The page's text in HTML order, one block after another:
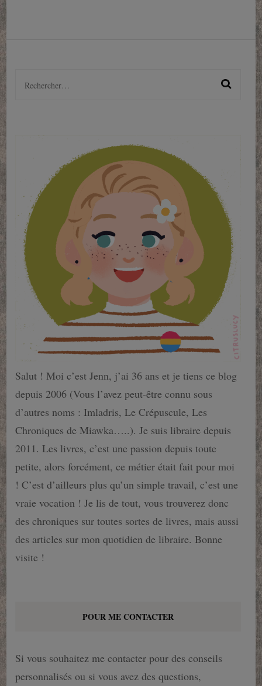
Rechercher :
Salut ! Moi c’est Jenn, j’ai 36 ans et je tiens ce blog
depuis 2006 (Vous l’avez peut-être connu sous
d’autres noms : Imladris, Le Crépuscule, Les
Chroniques de Miawka…..). Je suis libraire depuis
2011. Les livres, c’est une passion depuis toute
petite, alors forcément, ce métier était fait pour moi
! C’est d’ailleurs plus qu’un simple travail, c’est une
vraie vocation ! Je lis de tout, vous trouverez donc
des chroniques sur toutes sortes de livres, mais aussi
des articles sur mon quotidien de libraire. Bonne
visite !
POUR ME CONTACTER
Si vous souhaitez me contacter pour des conseils
personnalisés ou si vous avez des questions,